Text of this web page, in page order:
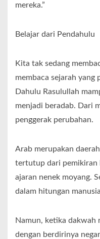
mereka.”
Belajar dari Pendahulu
Kita tak sedang
membaca sejarah
Dahulu Rasulullah
menjadi beradab. Dari
penggerak perubahan.
Arab merupakan
tertutup dari pemikiran
ajaran nenek moyang.
dalam hitungan
Namun, ketika dakwah
dengan berdirinya